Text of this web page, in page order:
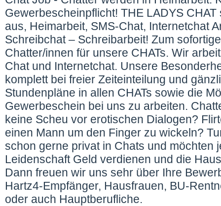
Gewerbescheinpflicht! THE LADYS
aus, Heimarbeit, SMS-Chat, Internetchat
Schreibchat – Schreibarbeit! Zum
Chatter/innen für unsere CHATs. Wir
Chat und Internetchat. Unsere
komplett bei freier Zeiteinteilung und
Stundenpläne in allen CHATs sowie die
Gewerbeschein bei uns zu arbeiten.
keine Scheu vor erotischen Dialogen?
einen Mann um den Finger zu wickeln?
schon gerne privat in Chats und möchten
Leidenschaft Geld verdienen und die
Dann freuen wir uns sehr über Ihre
Hartz4-Empfänger, Hausfrauen, BU-
oder auch Hauptberufliche.